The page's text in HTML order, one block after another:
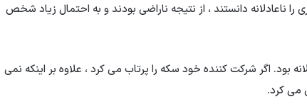
ناعادلانه دانستند ، از نتیجه ناراضی بودند و به احتمال زیاد شخص
بود. اگر شرکت کننده خود سکه را پرتاب می کرد ، علاوه بر اینکه نمی
می کرد.